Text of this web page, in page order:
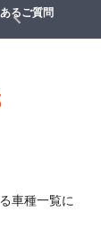
るご質問
車種一覧に